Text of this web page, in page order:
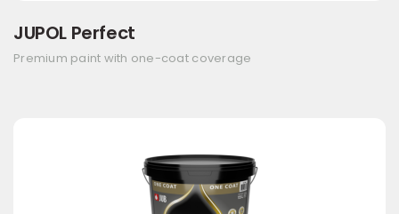
JUPOL Perfect
Premium paint with one-coat coverage